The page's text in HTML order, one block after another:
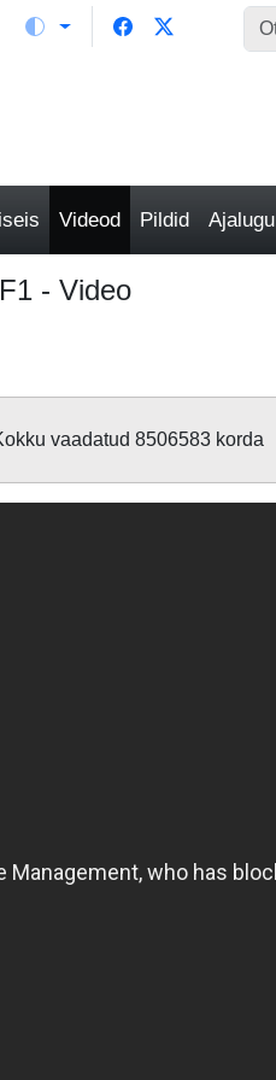
Videod Pildid Ajalugu
- Video
vaadatud 8506583 korda